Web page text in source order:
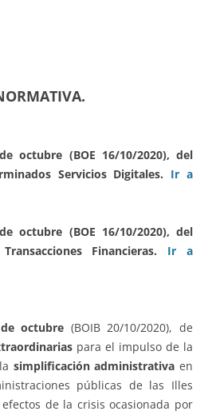
octubre (BOE 16/10/2020), del
Servicios Digitales. Ir a
octubre (BOE 16/10/2020), del
Financieras. Ir a
octubre (BOIB 20/10/2020), de
para el impulso de la
simplificación administrativa en
públicas de las Illes
de la crisis ocasionada por